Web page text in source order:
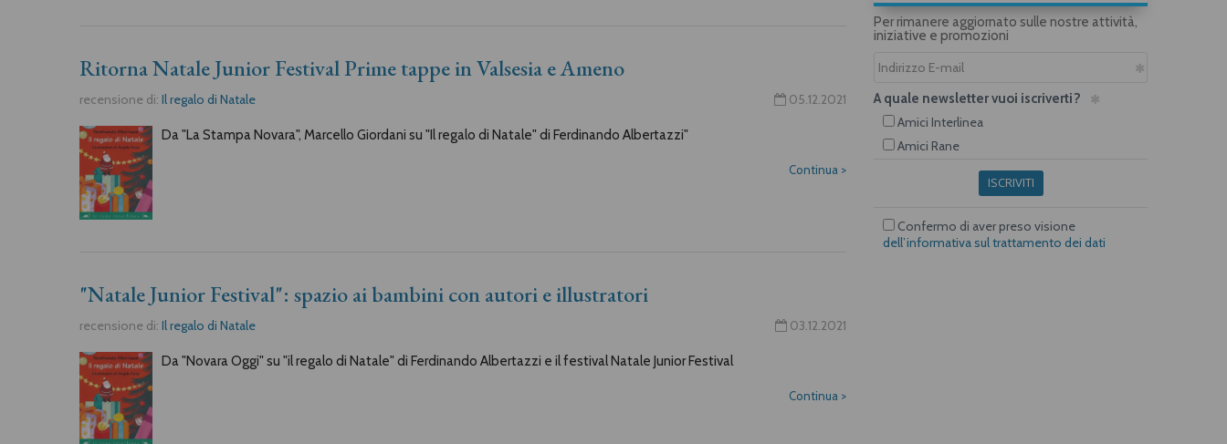
Ritorna Natale Junior Festival Prime tappe in Valsesia e Ameno
recensione di: Il regalo di Natale 05.12.2021
Da "La Stampa Novara", Marcello Giordani su "Il regalo di Natale" di Ferdinando Albertazzi"
Continua >
"Natale Junior Festival": spazio ai bambini con autori e illustratori
recensione di: Il regalo di Natale 03.12.2021
Da "Novara Oggi" su "il regalo di Natale" di Ferdinando Albertazzi e il festival Natale Junior Festival
Continua >
Per rimanere aggiornato sulle nostre attività,
iniziative e promozioni
A quale newsletter vuoi iscriverti?
Amici Interlinea
Amici Rane
ISCRIVITI
Confermo di aver preso visione
dell’informativa sul trattamento dei dati